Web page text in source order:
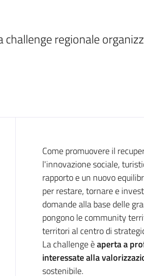
regionale
Cos'è
Come promuovere il
l'innovazione sociale,
rapporto e un nuovo
per restare, tornare e
domande alla base delle
pongono le community
territori al centro di
La challenge èaperta a
interessate alla
sostenibile.